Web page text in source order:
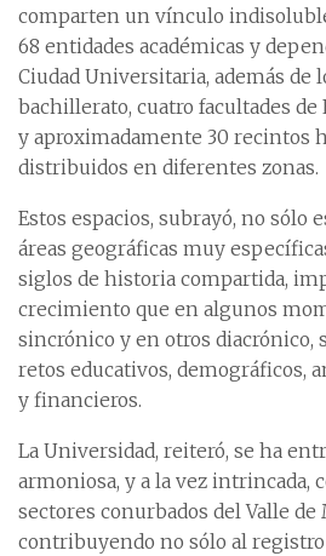
comparten un vínculo
68 entidades académicas y
Ciudad Universitaria, además de
bachillerato, cuatro facultades de
y aproximadamente 30 recintos
distribuidos en diferentes zonas.
Estos espacios, subrayó, no sólo
áreas geográficas muy
siglos de historia compartida,
crecimiento que en algunos
sincrónico y en otros diacrónico,
retos educativos, demográficos,
y financieros.
La Universidad, reiteró, se ha
armoniosa, y a la vez intrincada,
sectores conurbados del Valle de
contribuyendo no sólo al